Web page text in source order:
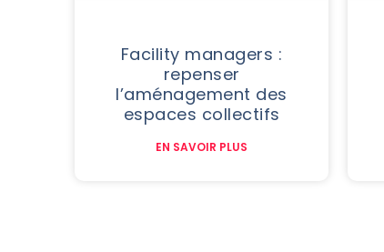
Facility managers :
repenser
l’aménagement des
espaces collectifs
EN SAVOIR PLUS